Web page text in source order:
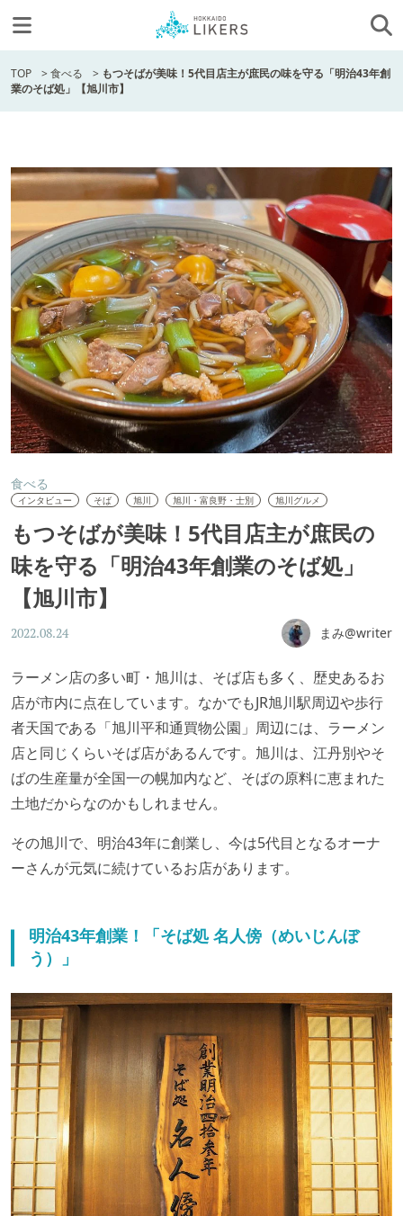
TOP >食べる > もつそばが美味！5代目店主が庶民の味を守る「明治43年創
業のそば処」【旭川市】
食べる
インタビュー そば 旭川 旭川・富良野・士別 旭川グルメ
もつそばが美味！5代目店主が庶民の
味を守る「明治43年創業のそば処」
【旭川市】
2022.08.24 まみ@writer
ラーメン店の多い町・旭川は、そば店も多く、歴史あるお
店が市内に点在しています。なかでもJR旭川駅周辺や歩行
者天国である「旭川平和通買物公園」周辺には、ラーメン
店と同じくらいそば店があるんです。旭川は、江丹別やそ
ばの生産量が全国一の幌加内など、そばの原料に恵まれた
土地だからなのかもしれません。
その旭川で、明治43年に創業し、今は5代目となるオーナ
ーさんが元気に続けているお店があります。
明治43年創業！「そば処 名人傍（めいじんぼ
う）」